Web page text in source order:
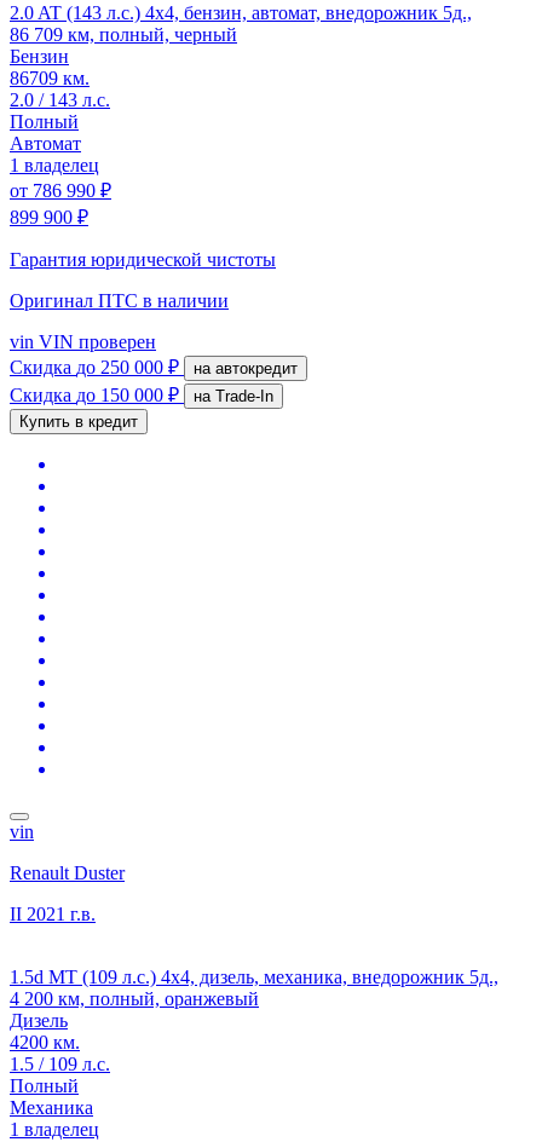
2.0 AT (143 л.с.) 4x4, бензин, автомат, внедорожник 5д.,
86 709 км, полный, черный
Бензин
86709 км.
2.0 / 143 л.с.
Полный
Автомат
1 владелец
от 786 990 ₽
899 900 ₽
Гарантия юридической чистоты
Оригинал ПТС в наличии
vin VIN проверен
Скидка до 250 000 ₽ на автокредит
Скидка до 150 000 ₽
на Trade-In
Купить в кредит
vin
Renault Duster
II 2021 г.в.
1.5d MT (109 л.с.) 4x4, дизель, механика, внедорожник 5д.,
4 200 км, полный, оранжевый
Дизель
4200 км.
1.5 / 109 л.с.
Полный
Механика
1 владелец